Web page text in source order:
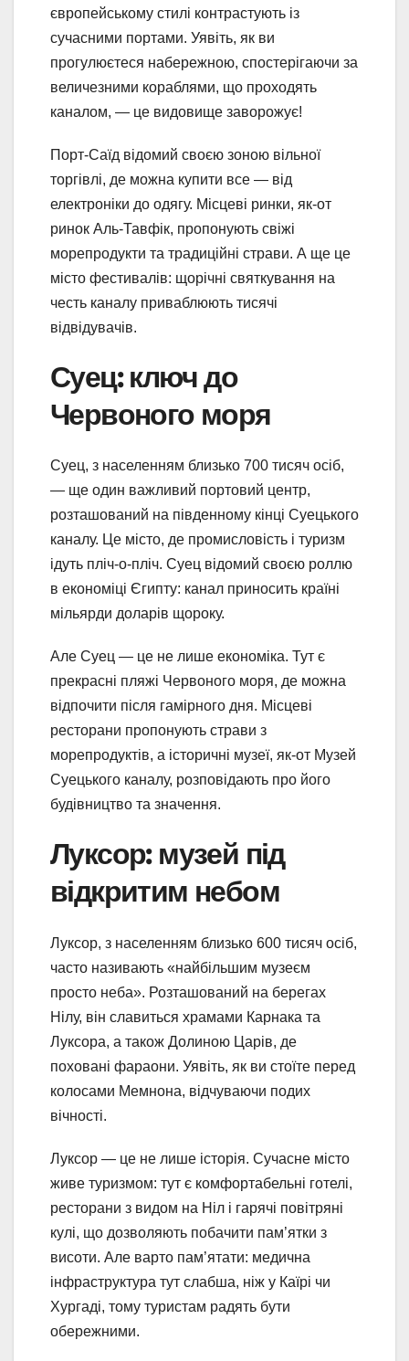
європейському стилі контрастують із
сучасними портами. Уявіть, як ви
прогулюєтеся набережною, спостерігаючи за
величезними кораблями, що проходять
каналом, — це видовище заворожує!
Порт-Саїд відомий своєю зоною вільної
торгівлі, де можна купити все — від
електроніки до одягу. Місцеві ринки, як-от
ринок Аль-Тавфік, пропонують свіжі
морепродукти та традиційні страви. А ще це
місто фестивалів: щорічні святкування на
честь каналу приваблюють тисячі
відвідувачів.
Суец: ключ до
Червоного моря
Суец, з населенням близько 700 тисяч осіб,
— ще один важливий портовий центр,
розташований на південному кінці Суецького
каналу. Це місто, де промисловість і туризм
ідуть пліч-о-пліч. Суец відомий своєю роллю
в економіці Єгипту: канал приносить країні
мільярди доларів щороку.
Але Суец — це не лише економіка. Тут є
прекрасні пляжі Червоного моря, де можна
відпочити після гамірного дня. Місцеві
ресторани пропонують страви з
морепродуктів, а історичні музеї, як-от Музей
Суецького каналу, розповідають про його
будівництво та значення.
Луксор: музей під
відкритим небом
Луксор, з населенням близько 600 тисяч осіб,
часто називають «найбільшим музеєм
просто неба». Розташований на берегах
Нілу, він славиться храмами Карнака та
Луксора, а також Долиною Царів, де
поховані фараони. Уявіть, як ви стоїте перед
колосами Мемнона, відчуваючи подих
вічності.
Луксор — це не лише історія. Сучасне місто
живе туризмом: тут є комфортабельні готелі,
ресторани з видом на Ніл і гарячі повітряні
кулі, що дозволяють побачити пам’ятки з
висоти. Але варто пам’ятати: медична
інфраструктура тут слабша, ніж у Каїрі чи
Хургаді, тому туристам радять бути
обережними.